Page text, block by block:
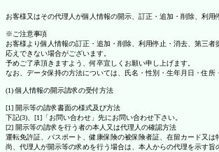
お客様又はその代理人が個人情報の開示、訂正・追加・削除、利
※ご注意事項
お客様より個人情報の訂正・追加・削除、利用停止・消去、第三
応えできない場合がございます。
予めご了承頂きますよう、何卒宜しくお願い申し上げます。
なお、データ保持の方法については、氏名・性別・生年月日・住
(1) 個人情報の開示請求の受付方法
[1] 開示等の請求書面の様式及び方法
下記(3)、[1]「お問い合わせ」先にお問い合わせ下さい。
[2] 開示等の請求を行う者の本人又は代理人の確認方法
運転免許証、パスポート、健康保険の被保険者証、在留カード又
尚、代理人が開示等の求めを行う場合は、本人からの代理を示す旨